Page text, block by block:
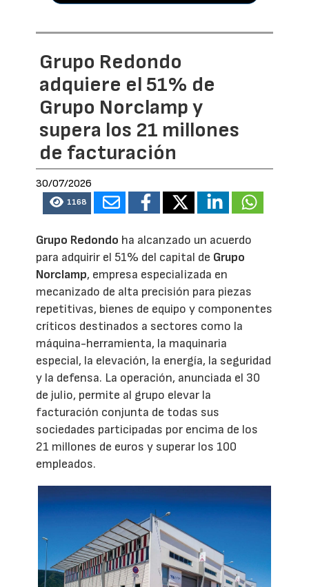
Grupo Redondo
adquiere el 51% de
Grupo Norclamp y
supera los 21 millones
de facturación
30/07/2026
1168
Grupo Redondo ha alcanzado un acuerdo
para adquirir el 51% del capital de Grupo
Norclamp, empresa especializada en
mecanizado de alta precisión para piezas
repetitivas, bienes de equipo y componentes
críticos destinados a sectores como la
máquina-herramienta, la maquinaria
especial, la elevación, la energía, la seguridad
y la defensa. La operación, anunciada el 30
de julio, permite al grupo elevar la
facturación conjunta de todas sus
sociedades participadas por encima de los
21 millones de euros y superar los 100
empleados.